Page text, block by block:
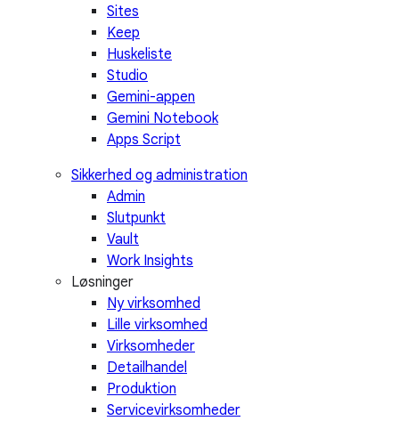
Sites
Keep
Huskeliste
Studio
Gemini-appen
Gemini Notebook
Apps Script
Sikkerhed og administration
Admin
Slutpunkt
Vault
Work Insights
Løsninger
Ny virksomhed
Lille virksomhed
Virksomheder
Detailhandel
Produktion
Servicevirksomheder